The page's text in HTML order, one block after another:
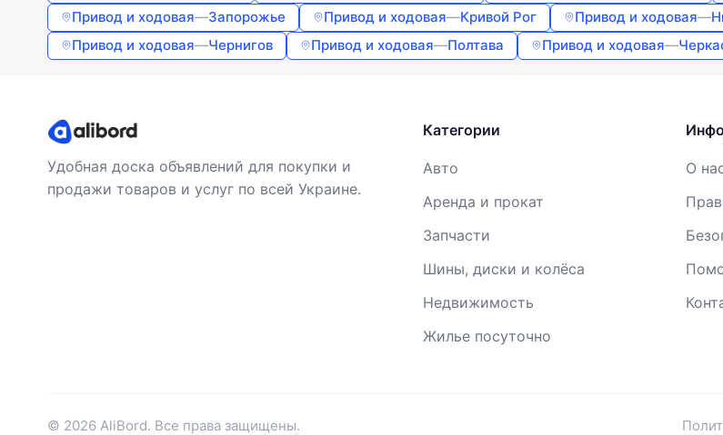
Привод и ходовая—Запорожье Привод и ходовая—Кривой Рог Привод и ходовая—
Привод и ходовая—Чернигов Привод и ходовая—Полтава Привод и ходовая—
Удобная доска объявлений для покупки и
продажи товаров и услуг по всей Украине.
Категории
Авто
Аренда и прокат
Запчасти
Шины, диски и колёса
Недвижимость
Жилье посуточно
О
© 2026 AliBord. Все права защищены.
Войти
Продолжая, вы соглашаетесь сУсловиями
Договором публичной офертыи